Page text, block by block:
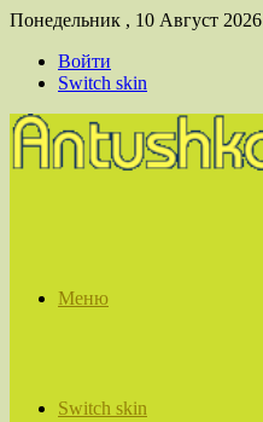
Понедельник , 10 Август 2026
Войти
Switch skin
Меню
Switch skin